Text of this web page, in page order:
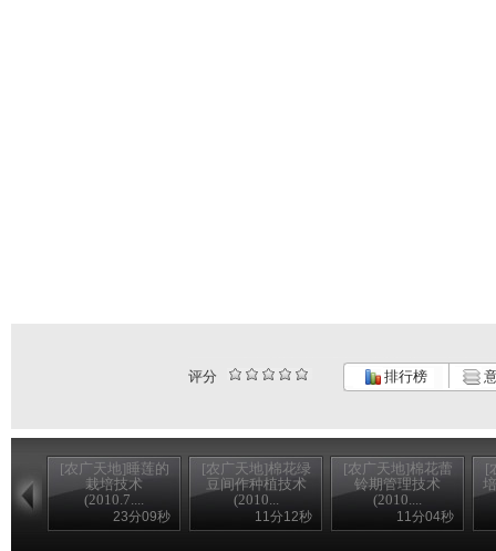
评分 排行榜
[农广天地]睡莲的
栽培技术
(2010.7....
23分09秒
[农广天地]棉花绿
豆间作种植技术
(2010...
11分12秒
[农广天地]棉花蕾
铃期管理技术
(2010....
11分04秒
[